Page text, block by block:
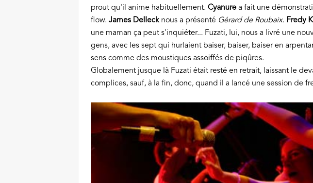
prout qu'il anime habituellement. Cyanure a fait une
flow. James Dellecknous a présenté Gérard de Roubaix. Fredy K
une maman ça peut s'inquiéter... Fuzati, lui, nous a livré une
gens, avec les sept qui hurlaient baiser, baiser, baiser en
sens comme des moustiques assoiffés de piqûres.
Globalement jusque là Fuzati était resté en retrait, laissant le
complices, sauf, à la fin, donc, quand il a lancé une session de